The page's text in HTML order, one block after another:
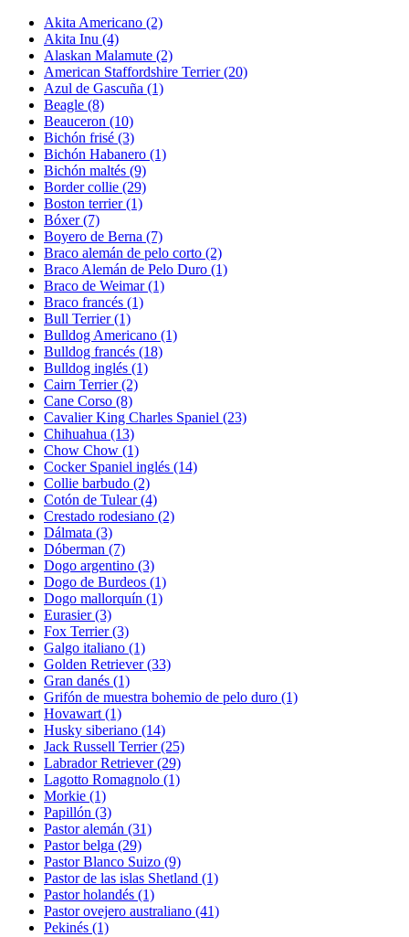
Akita Americano (2)
Akita Inu (4)
Alaskan Malamute (2)
American Staffordshire Terrier(20)
Azul de Gascuña (1)
Beagle (8)
Beauceron (10)
Bichón frisé (3)
Bichón Habanero (1)
Bichón maltés (9)
Border collie (29)
Boston terrier(1)
Bóxer(7)
Boyero de Berna (7)
Braco alemán de pelo corto (2)
Braco Alemán de Pelo Duro (1)
Braco de Weimar(1)
Braco francés (1)
Bull Terrier(1)
Bulldog Americano (1)
Bulldog francés (18)
Bulldog inglés (1)
Cairn Terrier(2)
Cane Corso (8)
Cavalier King Charles Spaniel (23)
Chihuahua (13)
Chow Chow (1)
Cocker Spaniel inglés (14)
Collie barbudo (2)
Cotón de Tulear(4)
Crestado rodesiano (2)
Dálmata (3)
Dóberman (7)
Dogo argentino (3)
Dogo de Burdeos (1)
Dogo mallorquín (1)
Eurasier(3)
Fox Terrier(3)
Galgo italiano (1)
Golden Retriever(33)
Gran danés (1)
Grifón de muestra bohemio de pelo duro (1)
Hovawart (1)
Husky siberiano (14)
Jack Russell Terrier(25)
Labrador Retriever(29)
Lagotto Romagnolo (1)
Morkie (1)
Papillón (3)
Pastor alemán (31)
Pastor belga (29)
Pastor Blanco Suizo (9)
Pastor de las islas Shetland (1)
Pastor holandés (1)
Pastor ovejero australiano (41)
Pekinés (1)